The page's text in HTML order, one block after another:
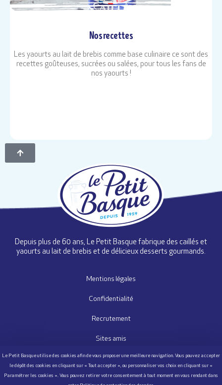
Nos recettes
Les yaourts au lait de brebis comme base culinaire ce sont des
recettes goûteuses, sucrées ou salées, pour tous les fans de
nos yaourts !
Depuis plus de 60 ans, Le Petit Basque fabrique des caillés et
yaourts au lait de brebis et de délicieux desserts gourmands.
Mentions légales
Confidentialité
Recrutement
Sites amis
Nous contacter
Questionnaire Satisfaction